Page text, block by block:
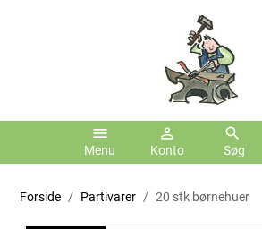
menu
Menu
person_outline
Konto
search
Søg
Forside Partivarer 20 stk børnehuer